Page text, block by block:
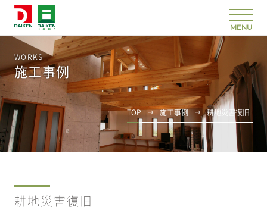
WORKS
施工事例
TOP 施工事例 耕地災害復旧
耕地災害復旧